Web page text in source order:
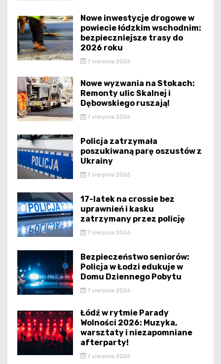
Nowe inwestycje drogowe w
powiecie łódzkim wschodnim:
bezpieczniejsze trasy do
2026 roku
7 sierpnia 2026
Nowe wyzwania na Stokach:
Remonty ulic Skalnej i
Dębowskiego ruszają!
7 sierpnia 2026
Policja zatrzymała
poszukiwaną parę oszustów z
Ukrainy
7 sierpnia 2026
17-latek na crossie bez
uprawnień i kasku
zatrzymany przez policję
7 sierpnia 2026
Bezpieczeństwo seniorów:
Policja w Łodzi edukuje w
Domu Dziennego Pobytu
7 sierpnia 2026
Łódź w rytmie Parady
Wolności 2026: Muzyka,
warsztaty i niezapomniane
afterparty!
7 sierpnia 2026